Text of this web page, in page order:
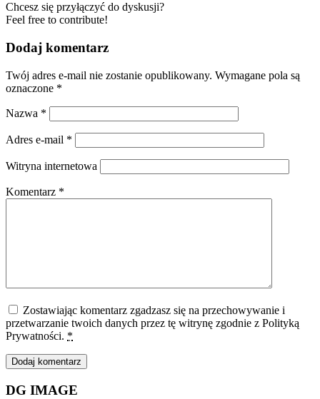
Chcesz się przyłączyć do dyskusji?
Feel free to contribute!
Dodaj komentarz
Twój adres e-mail nie zostanie opublikowany. Wymagane pola są
oznaczone *
Nazwa *
Adres e-mail *
Witryna internetowa
Komentarz *
Zostawiając komentarz zgadzasz się na przechowywanie i
przetwarzanie twoich danych przez tę witrynę zgodnie z Polityką
Prywatności. *
DG IMAGE